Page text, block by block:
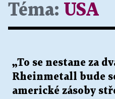
Téma: USA
„To se nestane za
Rheinmetall bude
americké zásoby